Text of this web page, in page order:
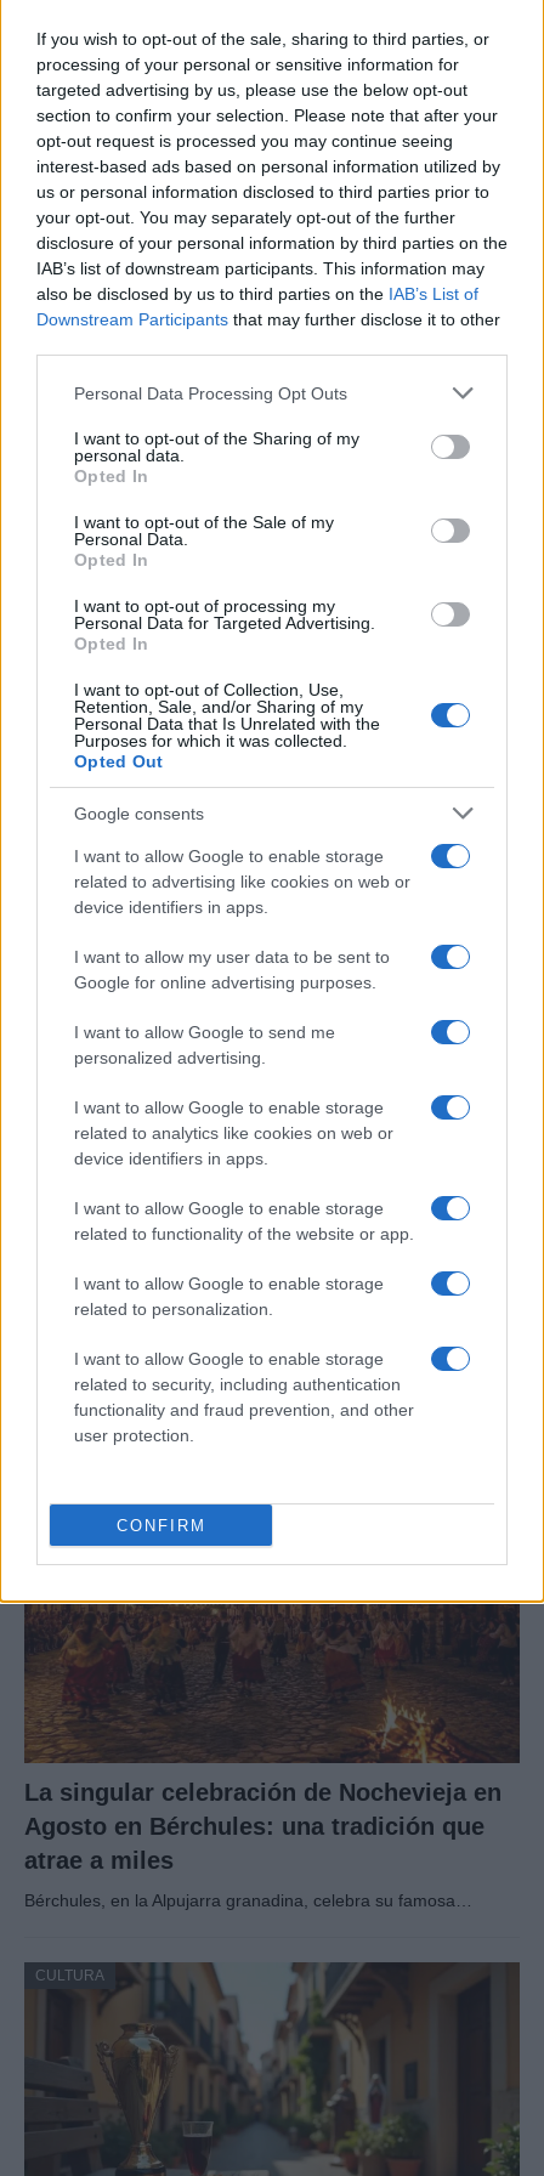
If you wish to opt-out of the sale, sharing to third parties, or
processing of your personal or sensitive information for
targeted advertising by us, please use the below opt-out
section to confirm your selection. Please note that after your
opt-out request is processed you may continue seeing
interest-based ads based on personal information utilized by
us or personal information disclosed to third parties prior to
your opt-out. You may separately opt-out of the further
disclosure of your personal information by third parties on the
IAB’s list of downstream participants. This information may
also be disclosed by us to third parties on the IAB’s List of
Downstream Participants that may further disclose it to other
Please note that this website/app uses one or more Google
not limited to your visit or usage behaviour. You may click to
grant or deny consent to Google and its third-party tags to
use your data for below specified purposes in below Google
consent section.
Personal Data Processing Opt Outs
I want to opt-out of the Sharing of my
personal data.
Opted In
I want to opt-out of the Sale of my
Personal Data.
Opted In
I want to opt-out of processing my
Personal Data for Targeted Advertising.
Opted In
I want to opt-out of Collection, Use,
Retention, Sale, and/or Sharing of my
Personal Data that Is Unrelated with the
Purposes for which it was collected.
Opted Out
Google consents
I want to allow Google to enable storage
related to advertising like cookies on web or
device identifiers in apps.
I want to allow my user data to be sent to
Google for online advertising purposes.
I want to allow Google to send me
personalized advertising.
I want to allow Google to enable storage
related to analytics like cookies on web or
device identifiers in apps.
I want to allow Google to enable storage
related to functionality of the website or app.
I want to allow Google to enable storage
related to personalization.
I want to allow Google to enable storage
related to security, including authentication
functionality and fraud prevention, and other
user protection.
CONFIRM
CULTURA
«El niño de fuego»: documental ya
disponible en Movistar
El documental cuenta el tránsito por la adolescencia de…
CULTURA
cultural y deportiva de la Val d’Aran y
Valls d’Àneu
Cierre de las V Jornadas de Cultura
Tradicional Rayana con la Asociación
Cultural Raza Charra
La Asociación Cultural Raza Charra Gente de la…
La singular celebración de Nochevieja en
Agosto en Bérchules: una tradición que
atrae a miles
Bérchules, en la Alpujarra granadina, celebra su famosa…
CULTURA